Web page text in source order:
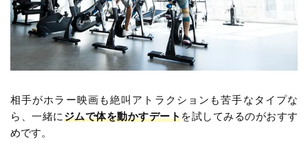
相手がホラー映画も絶叫アトラクションも苦手なタイプな
ら、一緒にジムで体を動かすデートを試してみるのがおすす
めです。